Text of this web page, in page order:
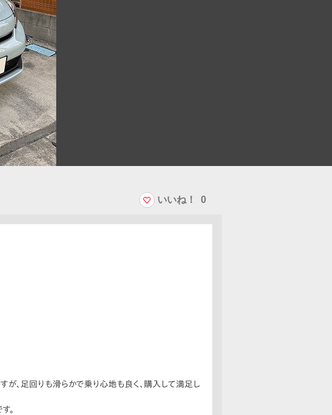
いいね！ 0
、足回りも滑らかで乗り心地も良く、購入して満足し
。